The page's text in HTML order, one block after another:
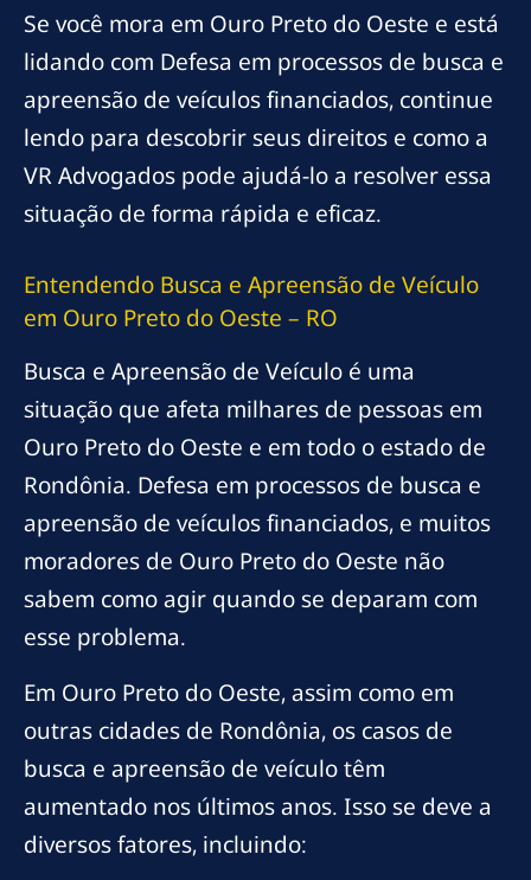
Se você mora em Ouro Preto do Oeste e está
lidando com Defesa em processos de busca e
apreensão de veículos financiados, continue
lendo para descobrir seus direitos e como a
VR Advogados pode ajudá-lo a resolver essa
situação de forma rápida e eficaz.
Entendendo Busca e Apreensão de Veículo
em Ouro Preto do Oeste – RO
Busca e Apreensão de Veículo é uma
situação que afeta milhares de pessoas em
Ouro Preto do Oeste e em todo o estado de
Rondônia. Defesa em processos de busca e
apreensão de veículos financiados, e muitos
moradores de Ouro Preto do Oeste não
sabem como agir quando se deparam com
esse problema.
Em Ouro Preto do Oeste, assim como em
outras cidades de Rondônia, os casos de
busca e apreensão de veículo têm
aumentado nos últimos anos. Isso se deve a
diversos fatores, incluindo: